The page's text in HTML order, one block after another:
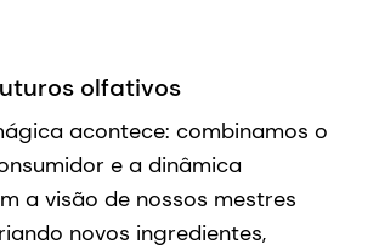
olfativos
acontece: combinamos o
e a dinâmica
a visão de nossos mestres
novos ingredientes,